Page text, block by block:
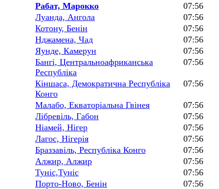
Рабат, Марокко
07:56
Луанда, Ангола
07:56
Котону, Бенін
07:56
Нджамена, Чад
07:56
Яунде, Камерун
07:56
Бангі, Центральноафриканська
Республіка
07:56
Кіншаса, Демократична Республіка
Конго
07:56
Малабо, Екваторіальна Гвінея
07:56
Лібревіль, Габон
07:56
Ніамей, Нігер
07:56
Лагос, Нігерія
07:56
Браззавіль, Республіка Конго
07:56
Алжир, Алжир
07:56
Туніс,Туніс
07:56
Порто-Ново, Бенін
07:56